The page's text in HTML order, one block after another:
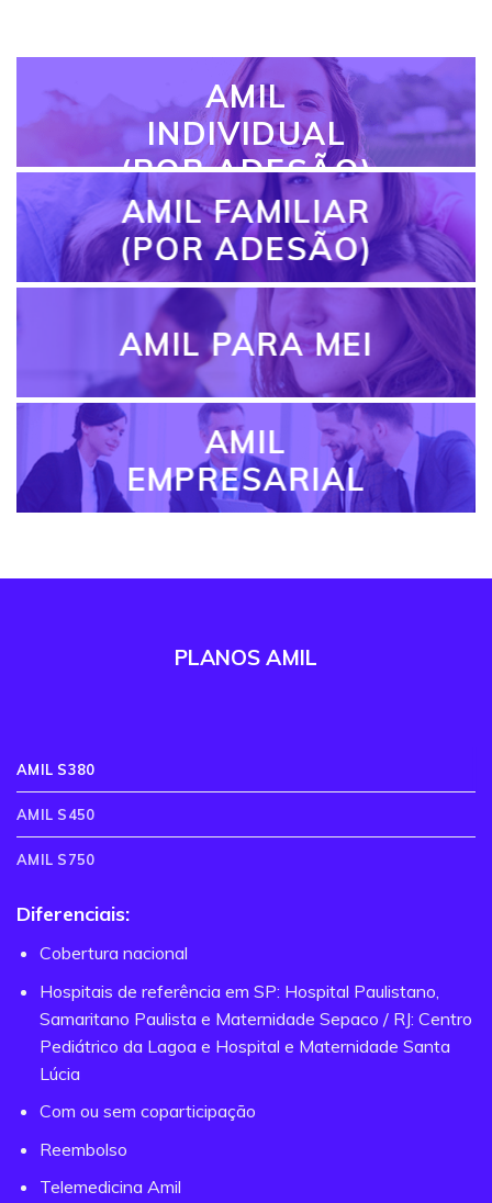
AMIL
INDIVIDUAL
(POR ADESÃO)
AMIL FAMILIAR
(POR ADESÃO)
AMIL PARA MEI
AMIL
EMPRESARIAL
PLANOS AMIL
AMIL S380
AMIL S450
AMIL S750
Diferenciais:
Cobertura nacional
Hospitais de referência em SP: Hospital Paulistano,
Samaritano Paulista e Maternidade Sepaco / RJ: Centro
Pediátrico da Lagoa e Hospital e Maternidade Santa
Lúcia
Com ou sem coparticipação
Reembolso
Telemedicina Amil